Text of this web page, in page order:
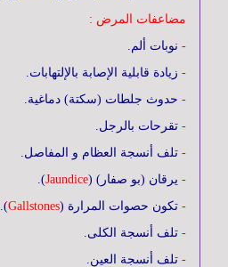
العـصبي
مضاعفات المرض :
- نوبات ألم.
- زيادة قابلية الإصابة بالإلتهابات.
- حدوث جلطات (سكتة) دماغية.
- تقرحات بالرجل.
- تلف أنسجة العظام و المفاصل.
- يرقان (بو صفار) (Jaundice
).
- تكون حصوات المرارة (Gallstones
).
- تلف أنسجة الكلى.
- تلف أنسجة العين.